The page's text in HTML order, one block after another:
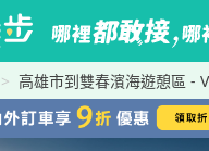
高雄市到雙春濱海遊憩區 -